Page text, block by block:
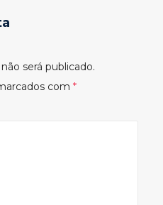
será publicado.
com *